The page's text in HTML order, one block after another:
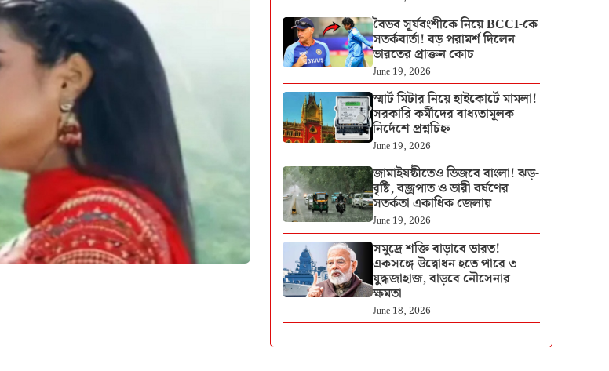
বৈভব সূর্যবংশীকে নিয়ে BCCI-কে
সতর্কবার্তা! বড় পরামর্শ দিলেন
ভারতের প্রাক্তন কোচ
June 19, 2026
স্মার্ট মিটার নিয়ে হাইকোর্টে মামলা!
সরকারি কর্মীদের বাধ্যতামূলক
নির্দেশে প্রশ্নচিহ্ন
June 19, 2026
জামাইষষ্ঠীতেও ভিজবে বাংলা! ঝড়-
বৃষ্টি, বজ্রপাত ও ভারী বর্ষণের
সতর্কতা একাধিক জেলায়
June 19, 2026
সমুদ্রে শক্তি বাড়াবে ভারত!
একসঙ্গে উদ্বোধন হতে পারে ৩
যুদ্ধজাহাজ, বাড়বে নৌসেনার
ক্ষমতা
June 18, 2026